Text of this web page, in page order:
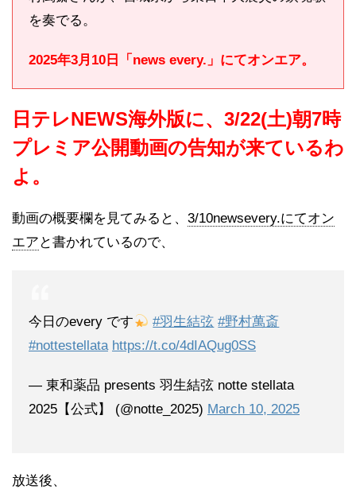
を奏でる。
2025年3月10日「news every.」にてオンエア。
日テレNEWS海外版に、3/22(土)朝7時
プレミア公開動画の告知が来ているわ
よ。
動画の概要欄を見てみると、 3/10newsevery.にてオン
エア と書かれているので、
今日のevery です #羽生結弦 #野村萬斎
#nottestellata https://t.co/4dIAQug0SS
— 東和薬品 presents 羽生結弦 notte stellata
2025【公式】 (@notte_2025) March 10, 2025
放送後、